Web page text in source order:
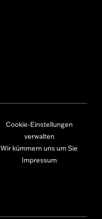
Cookie-Einstellungen
verwalten
Wir kümmern uns um Sie
Impressum